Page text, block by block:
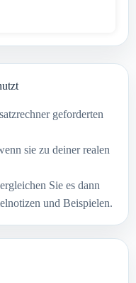
geforderten
sie zu deiner realen
Sie es dann
und Beispielen.